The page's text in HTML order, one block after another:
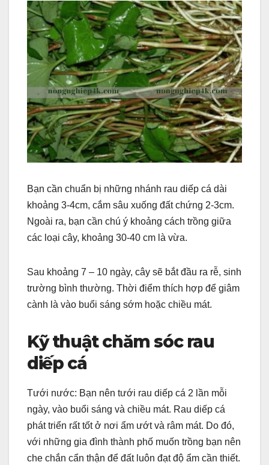
Bạn cần chuẩn bị những nhánh rau diếp cá dài
khoảng 3-4cm, cắm sâu xuống đất chứng 2-3cm.
Ngoài ra, bạn cần chú ý khoảng cách trồng giữa
các loại cây, khoảng 30-40 cm là vừa.
Sau khoảng 7 – 10 ngày, cây sẽ bắt đầu ra rễ, sinh
trường bình thường. Thời điểm thích hợp để giâm
cành là vào buổi sáng sớm hoặc chiều mát.
Kỹ thuật chăm sóc rau
diếp cá
Tưới nước: Bạn nên tưới rau diếp cá 2 lần mỗi
ngày, vào buổi sáng và chiều mát. Rau diếp cá
phát triển rất tốt ở nơi ẩm ướt và râm mát. Do đó,
với những gia đình thành phố muốn trồng bạn nên
che chắn cẩn thận để đất luôn đạt độ ẩm cần thiết.